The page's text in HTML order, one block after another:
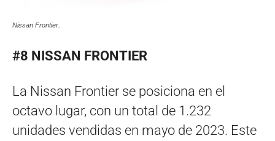
Nissan Frontier.
#8 NISSAN FRONTIER
La Nissan Frontier se posiciona en el
octavo lugar, con un total de 1.232
unidades vendidas en mayo de 2023. Este